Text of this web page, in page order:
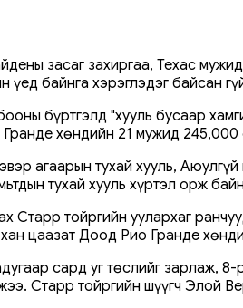
засаг захиргаа, Техас
байнга хэрэглэдэг байсан
бүртгэлд "хууль бусаар
хөндийн 21 мужид
агаарын тухай хууль,
тухай хууль хүртэл орж
тойргийн уулархаг
цаазат Доод Рио Гранде
сард уг төслийг зарлаж,
Старр тойргийн шүүгч